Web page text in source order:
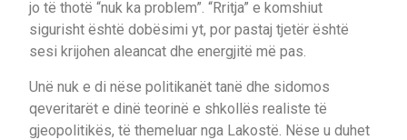
jo të thotë “nuk ka problem”. “Rritja” e komshiut
sigurisht është dobësimi yt, por pastaj tjetër është
sesi krijohen aleancat dhe energjitë më pas.
Unë nuk e di nëse politikanët tanë dhe sidomos
qeveritarët e dinë teorinë e shkollës realiste të
gjeopolitikës, të themeluar nga Lakostë. Nëse u duhet